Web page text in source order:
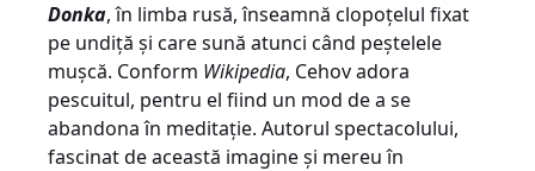
Donka, în limba rusă, înseamnă clopoţelul fixat
pe undiţă şi care sună atunci când peştelele
muşcă. Conform Wikipedia, Cehov adora
pescuitul, pentru el fiind un mod de a se
abandona în meditaţie. Autorul spectacolului,
fascinat de această imagine şi mereu în